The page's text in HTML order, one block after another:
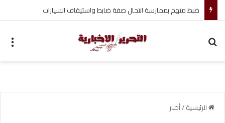
ضبط متهم بممارسة انتحال صفة ضابط واستيقاف السيارات
الرئيسية/أخبار